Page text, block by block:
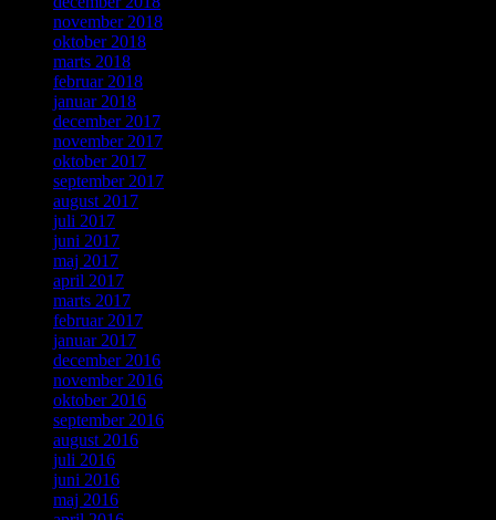
november 2018
oktober 2018
marts 2018
februar 2018
januar 2018
december 2017
november 2017
oktober 2017
september 2017
august 2017
juli 2017
juni 2017
maj 2017
april 2017
marts 2017
februar 2017
januar 2017
december 2016
november 2016
oktober 2016
september 2016
august 2016
juli 2016
juni 2016
maj 2016